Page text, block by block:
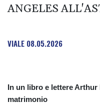
ANGELES
VIALE 08.05.2026
In un libro e lettere
matrimonio